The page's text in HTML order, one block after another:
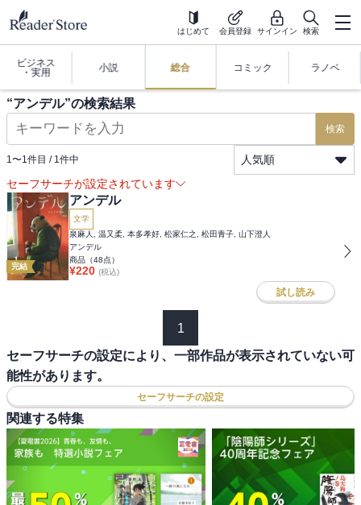
はじめて 会員登録 サインイン 検索
ビジネス
・実用
小説 総合 コミック ラノベ
“アンデル”の検索結果
検索
1〜1件目 / 1件中
人気順
セーフサーチが設定されています
完結
アンデル
文学
泉麻人, 温又柔, 本多孝好, 松家仁之, 松田青子, 山下澄人
アンデル
商品（48点）
¥220 (税込)
試し読み
1
セーフサーチの設定により、一部作品が表示されていない可
能性があります。
セーフサーチの設定
関連する特集